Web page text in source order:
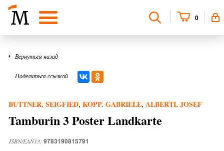
0
Вернуться назад
Поделиться ссылкой
BUTTNER, SEIGFIED, KOPP, GABRIELE, ALBERTI, JOSEF
Tamburin 3 Poster Landkarte
ISBN/EAN13: 9783190815791